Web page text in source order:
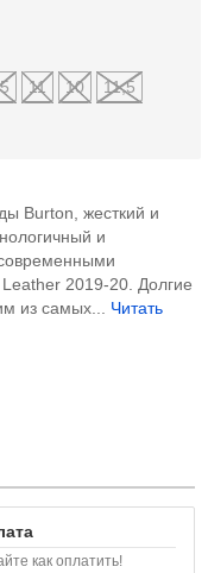
11 10
11,5
Burton, жесткий и
и
2019-20. Долгие
из самых... Читать
как оплатить!